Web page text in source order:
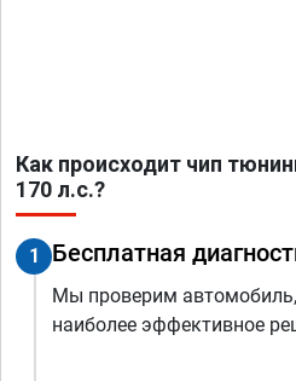
Как происходит чип
170 л.с.?
1 Бесплатная
Мы проверим
наиболее эффективное